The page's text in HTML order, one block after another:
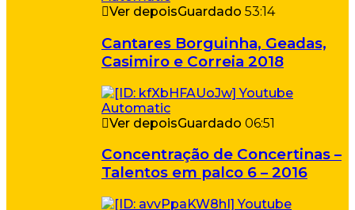
Ver depoisGuardado 53:14
Cantares Borguinha, Geadas,
Casimiro e Correia 2018
Ver depoisGuardado 06:51
Concentração de Concertinas –
Talentos em palco 6 – 2016